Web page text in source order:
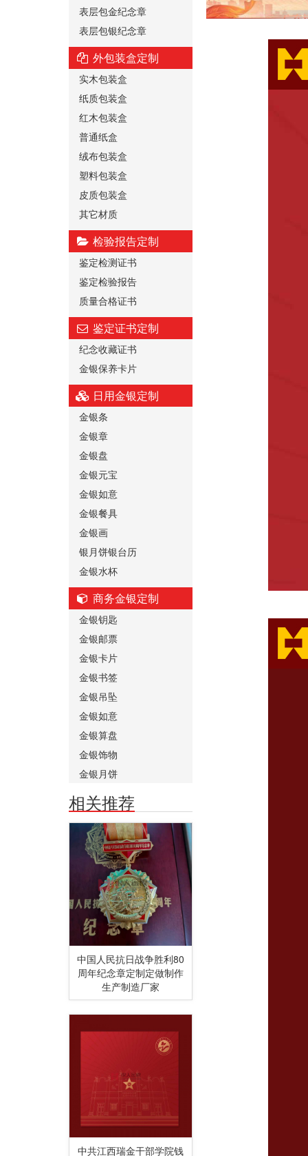
表层包金纪念章
表层包银纪念章
外包装盒定制
实木包装盒
纸质包装盒
红木包装盒
普通纸盒
绒布包装盒
塑料包装盒
皮质包装盒
其它材质
检验报告定制
鉴定检测证书
鉴定检验报告
质量合格证书
鉴定证书定制
纪念收藏证书
金银保养卡片
日用金银定制
金银条
金银章
金银盘
金银元宝
金银如意
金银餐具
金银画
银月饼银台历
金银水杯
商务金银定制
金银钥匙
金银邮票
金银卡片
金银书签
金银吊坠
金银如意
金银算盘
金银饰物
金银月饼
相关推荐
中国人民抗日战争胜利80
周年纪念章定制定做制作
生产制造厂家
中共江西瑞金干部学院钱